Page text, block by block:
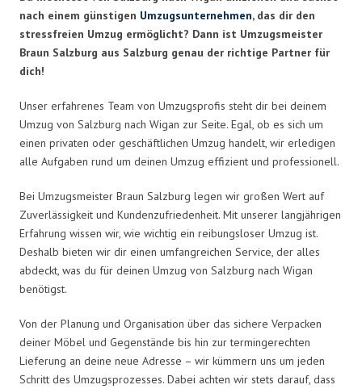
nach einem günstigen Umzugsunternehmen, das dir den
stressfreien Umzug ermöglicht? Dann ist Umzugsmeister
Braun Salzburg aus Salzburg genau der richtige Partner für
dich!
Unser erfahrenes Team von Umzugsprofis steht dir bei deinem
Umzug von Salzburg nach Wigan zur Seite. Egal, ob es sich um
einen privaten oder geschäftlichen Umzug handelt, wir erledigen
alle Aufgaben rund um deinen Umzug effizient und professionell.
Bei Umzugsmeister Braun Salzburg legen wir großen Wert auf
Zuverlässigkeit und Kundenzufriedenheit. Mit unserer langjährigen
Erfahrung wissen wir, wie wichtig ein reibungsloser Umzug ist.
Deshalb bieten wir dir einen umfangreichen Service, der alles
abdeckt, was du für deinen Umzug von Salzburg nach Wigan
benötigst.
Von der Planung und Organisation über das sichere Verpacken
deiner Möbel und Gegenstände bis hin zur termingerechten
Lieferung an deine neue Adresse – wir kümmern uns um jeden
Schritt des Umzugsprozesses. Dabei achten wir stets darauf, dass